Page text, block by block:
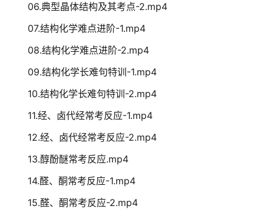
06.典型晶体结构及其考点-2.mp4
07.结构化学难点进阶-1.mp4
08.结构化学难点进阶-2.mp4
09.结构化学长难句特训-1.mp4
10.结构化学长难句特训-2.mp4
11.经、卤代经常考反应-1.mp4
12.经、卤代经常考反应-2.mp4
13.醇酚醚常考反应.mp4
14.醛、酮常考反应-1.mp4
15.醛、酮常考反应-2.mp4